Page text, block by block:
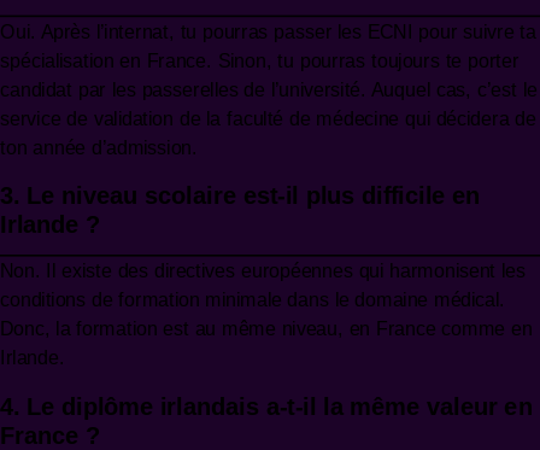
Oui. Après l’internat, tu pourras passer les ECNI pour suivre ta
spécialisation en France. Sinon, tu pourras toujours te porter
candidat par les passerelles de l’université. Auquel cas, c’est le
service de validation de la faculté de médecine qui décidera de
ton année d’admission.
3. Le niveau scolaire est-il plus difficile en
Irlande ?
Non. Il existe des directives européennes qui harmonisent les
conditions de formation minimale dans le domaine médical.
Donc, la formation est au même niveau, en France comme en
Irlande.
4. Le diplôme irlandais a-t-il la même valeur en
France ?